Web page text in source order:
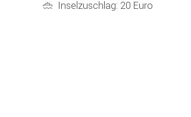
Inselzuschlag: 20 Euro